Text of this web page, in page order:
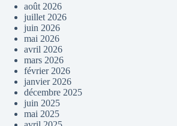
août 2026
juillet 2026
juin 2026
mai 2026
avril 2026
mars 2026
février 2026
janvier 2026
décembre 2025
juin 2025
mai 2025